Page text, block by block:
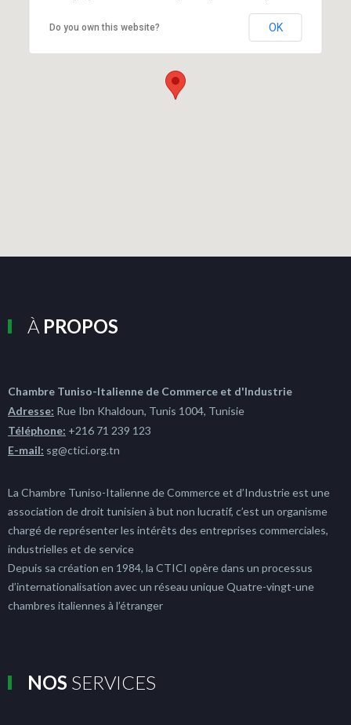
Do you own this website? OK
À PROPOS
Chambre Tuniso-Italienne de Commerce et d'Industrie
Adresse: Rue Ibn Khaldoun, Tunis 1004, Tunisie
Téléphone: +216 71 239 123
E-mail: sg@ctici.org.tn
La Chambre Tuniso-Italienne de Commerce et d’Industrie est une
association de droit tunisien à but non lucratif, c’est un organisme
chargé de représenter les intérêts des entreprises commerciales,
industrielles et de service
Depuis sa création en 1984, la CTICI opère dans un processus
d’internationalisation avec un réseau unique Quatre-vingt-une
chambres italiennes à l’étranger
NOS SERVICES